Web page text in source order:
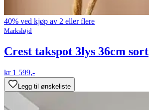
40% ved kjøp av 2 eller flere
Marksløjd
Crest takspot 3lys 36cm sort
kr 1 599,-
Legg til ønskeliste